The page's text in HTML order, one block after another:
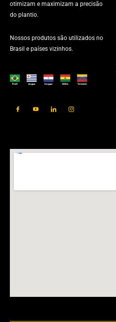
otimizam e maximizam a precisão
do plantio.
Nossos produtos são utilizados no
Brasil e países vizinhos.